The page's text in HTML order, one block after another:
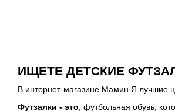
ИЩЕТЕ ДЕТСКИЕ
В интернет-магазине Мамин Я лучшие
Футзалки - это, футбольная обувь,